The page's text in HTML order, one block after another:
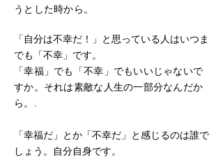
うとした時から。
「自分は不幸だ！」と思っている人はいつま
でも「不幸」です。
「幸福」でも「不幸」でもいいじゃないで
すか。それは素敵な人生の一部分なんだか
ら。.
「幸福だ」とか「不幸だ」と感じるのは誰で
しょう。自分自身です。